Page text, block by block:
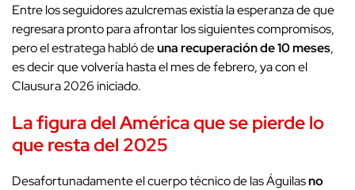
Entre los seguidores azulcremas existía la esperanza de que
regresara pronto para afrontar los siguientes compromisos,
pero el estratega habló deuna recuperación de 10 meses,
es decir que volvería hasta el mes de febrero, ya con el
Clausura 2026 iniciado.
La figura del América que se pierde lo
que resta del 2025
Desafortunadamente el cuerpo técnico de las Águilasno